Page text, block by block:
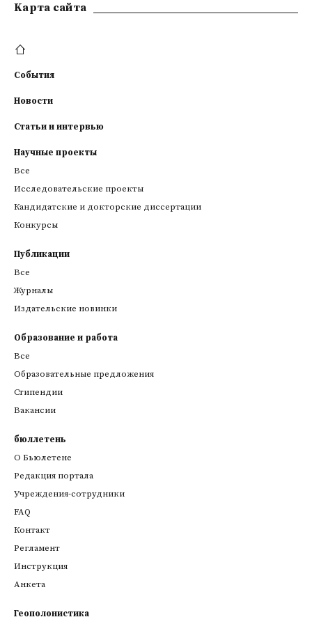
Kарта сайта
События
Новости
Статьи и интервью
Научные проекты
Все
Исследовательские проекты
Кандидатские и докторские диссертации
Конкурсы
Публикации
Все
Журналы
Издательские новинки
Образование и работа
Все
Образовательные предложения
Стипендии
Вакансии
бюллетень
О Бьюлетене
Редакция портала
Учреждения-сотрудники
FAQ
Контакт
Регламент
Инструкция
Анкета
Геополонистика